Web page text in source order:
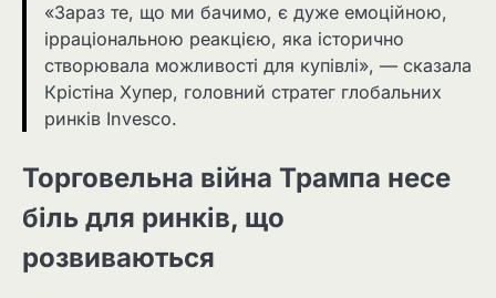
«Зараз те, що ми бачимо, є дуже емоційною,
ірраціональною реакцією, яка історично
створювала можливості для купівлі», — сказала
Крістіна Хупер, головний стратег глобальних
ринків Invesco.
Торговельна війна Трампа несе
біль для ринків, що
розвиваються